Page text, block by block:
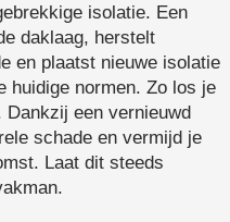
isolatie. Een
daklaag, herstelt
en plaatst nieuwe isolatie
huidige normen. Zo los je
Dankzij een vernieuwd
schade en vermijd je
Laat dit steeds